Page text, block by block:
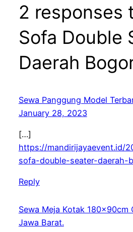
2 responses
Sofa Double
Daerah
Sewa Panggung Model
January 28, 2023
[…]
https://mandirijayaevent.id/
sofa-double-seater-daerah-
Reply
Sewa Meja Kotak 180x90cm
Jawa Barat.